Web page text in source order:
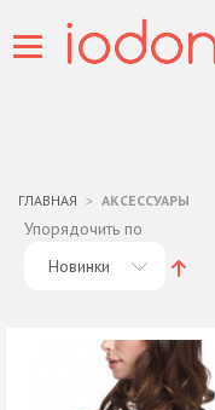
ГЛАВНАЯ АКСЕССУАРЫ
Упорядочить по
Новинки